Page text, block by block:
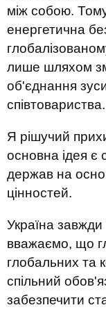
між собою.
енергетична
лише шляхом
об'єднання
співтовариства.
Я рішучий
основна ідея є
держав на
цінностей.
Україна
вважаємо, що
глобальних та
спільний
забезпечити